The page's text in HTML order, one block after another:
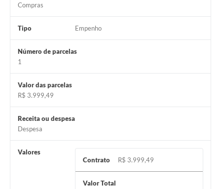
Conselhos Municipais
Projetos
Links
Serviços Online
A Prefeitura
Compras
Tipo Empenho
Número de parcelas
1
Valor das parcelas
R$ 3.999,49
Receita ou despesa
Despesa
Valores
Contrato
R$ 3.999,49
Valor Total